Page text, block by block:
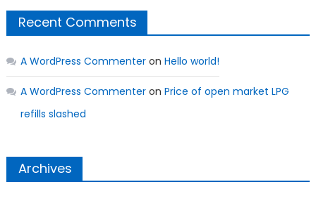
Recent Comments
A WordPress Commenteron Hello world!
A WordPress Commenteron Price of open market LPG
refills slashed
Archives